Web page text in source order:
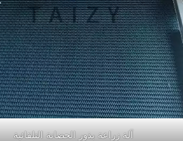
آلة زراعة بذور الحضانة التلقائية